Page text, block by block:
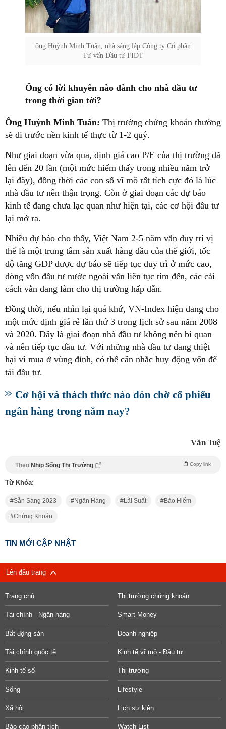
ông Huỳnh Minh Tuấn, nhà sáng lập Công ty Cổ phần
Tư vấn Đầu tư FIDT
Ông có lời khuyên nào dành cho nhà đầu tư
trong thời gian tới?
Ông Huỳnh Minh Tuấn: Thị trường chứng khoán thường
sẽ đi trước nền kinh tế thực từ 1-2 quý.
Như giai đoạn vừa qua, định giá cao P/E của thị trường đã
lên đến 20 lần (một mức hiếm thấy trong nhiều năm trở
lại đây), đồng thời các con số vĩ mô rất tích cực đó là lúc
nhà đầu tư nên thận trọng. Còn ở giai đoạn các dự báo
kinh tế đang chưa lạc quan như hiện tại, các cơ hội đầu tư
lại mở ra.
Nhiều dự báo cho thấy, Việt Nam 2-5 năm vẫn duy trì vị
thế là một trung tâm sản xuất hàng đầu của thế giới, tốc
độ tăng GDP được dự báo sẽ tiếp tục duy trì ở mức cao,
dòng vốn đầu tư nước ngoài vẫn liên tục tìm đến, các cải
cách vẫn đang làm cho thị trường hấp dẫn.
Đồng thời, nếu nhìn lại quá khứ, VN-Index hiện đang cho
một mức định giá rẻ lần thứ 3 trong lịch sử sau năm 2008
và 2020. Đây là giai đoạn nhà đầu tư không nên bi quan
và nên tiếp tục đầu tư. Với những nhà đầu tư đang thiệt
hại vì mua ở vùng đỉnh, có thể cân nhắc huy động vốn để
tái đầu tư.
Cơ hội và thách thức nào đón chờ cổ phiếu
ngân hàng trong năm nay?
Văn Tuệ
Theo Nhịp Sống Thị Trường Copy link
Từ Khóa:
Sẵn Sàng 2023 Ngân Hàng Lãi Suất Bảo Hiểm
Chứng Khoán
TIN MỚI CẬP NHẬT
Lên đầu trang
Trang chủ Thị trường chứng khoán
Tài chính - Ngân hàng Smart Money
Bất động sản Doanh nghiệp
Tài chính quốc tế Kinh tế vĩ mô - Đầu tư
Kinh tế số Thị trường
Sống Lifestyle
Xã hội Lịch sự kiện
Báo cáo phân tích Watch List